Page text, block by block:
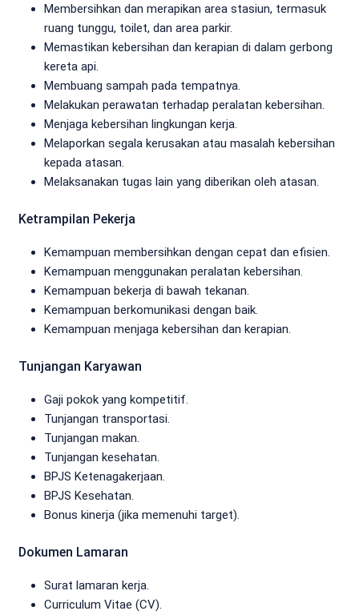
Membersihkan dan merapikan area stasiun, termasuk
ruang tunggu, toilet, dan area parkir.
Memastikan kebersihan dan kerapian di dalam gerbong
kereta api.
Membuang sampah pada tempatnya.
Melakukan perawatan terhadap peralatan kebersihan.
Menjaga kebersihan lingkungan kerja.
Melaporkan segala kerusakan atau masalah kebersihan
kepada atasan.
Melaksanakan tugas lain yang diberikan oleh atasan.
Ketrampilan Pekerja
Kemampuan membersihkan dengan cepat dan efisien.
Kemampuan menggunakan peralatan kebersihan.
Kemampuan bekerja di bawah tekanan.
Kemampuan berkomunikasi dengan baik.
Kemampuan menjaga kebersihan dan kerapian.
Tunjangan Karyawan
Gaji pokok yang kompetitif.
Tunjangan transportasi.
Tunjangan makan.
Tunjangan kesehatan.
BPJS Ketenagakerjaan.
BPJS Kesehatan.
Bonus kinerja (jika memenuhi target).
Dokumen Lamaran
Surat lamaran kerja.
Curriculum Vitae (CV).